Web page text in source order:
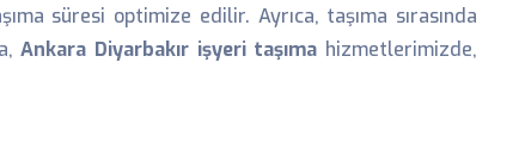
süresi optimize edilir. Ayrıca, taşıma sırasında
Ankara Diyarbakır işyeri taşıma hizmetlerimizde,